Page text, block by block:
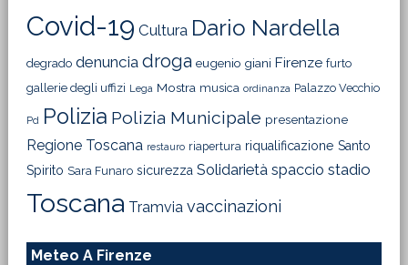
Covid-19 Cultura Dario Nardella
degrado denuncia droga eugenio giani Firenze furto
gallerie degli uffizi Lega Mostra musica ordinanza Palazzo Vecchio
Pd Polizia Polizia Municipale presentazione
Regione Toscana restauro riapertura riqualificazione Santo
Spirito Sara Funaro sicurezza Solidarietà spaccio stadio
Toscana Tramvia vaccinazioni
Meteo A Firenze